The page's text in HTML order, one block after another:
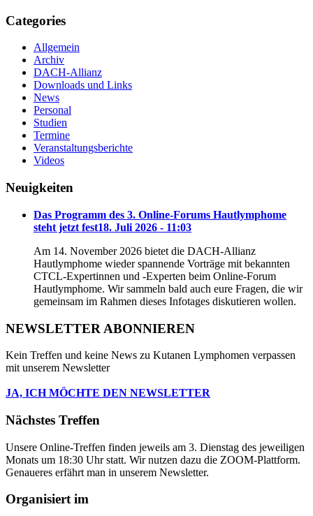
Categories
Allgemein
Archiv
DACH-Allianz
Downloads und Links
News
Personal
Studien
Termine
Veranstaltungsberichte
Videos
Neuigkeiten
Das Programm des 3. Online-Forums Hautlymphome
steht jetzt fest18. Juli 2026 - 11:03
Am 14. November 2026 bietet die DACH-Allianz
Hautlymphome wieder spannende Vorträge mit bekannten
CTCL-Expertinnen und -Experten beim Online-Forum
Hautlymphome. Wir sammeln bald auch eure Fragen, die wir
gemeinsam im Rahmen dieses Infotages diskutieren wollen.
NEWSLETTER ABONNIEREN
Kein Treffen und keine News zu Kutanen Lymphomen verpassen
mit unserem Newsletter
JA, ICH MÖCHTE DEN NEWSLETTER
Nächstes Treffen
Unsere Online-Treffen finden jeweils am 3. Dienstag des jeweiligen
Monats um 18:30 Uhr statt. Wir nutzen dazu die ZOOM-Plattform.
Genaueres erfährt man in unserem Newsletter.
Organisiert im